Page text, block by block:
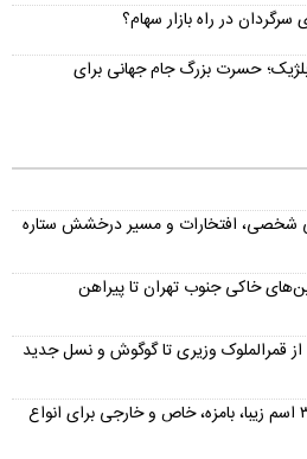
در راه بازار سهام؟
حسرت بزرگ جام جهانی برای
شخصی، افتخارات و مسیر درخشش ستاره
خاکی جنوب تهران تا پیراهن
قمرالملوک وزیری تا گوگوش و نسل جدید
اسم برای طوطی | بیش از ۳۰۰ اسم زیبا، بامزه، خاص و خارجی برای انواع